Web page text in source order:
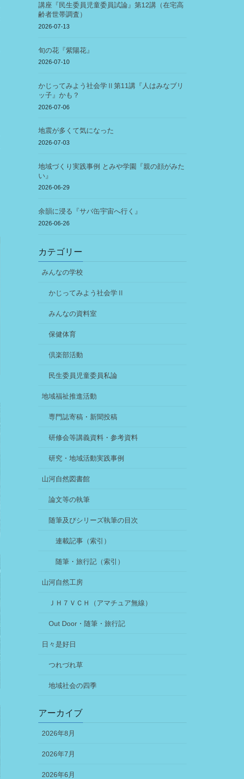
講座『民生委員児童委員試論』第12講（在宅高
齢者世帯調査）
2026-07-13
旬の花『紫陽花』
2026-07-10
かじってみよう社会学Ⅱ第11講『人はみなブリ
ッ子』かも？
2026-07-06
地震が多くて気になった
2026-07-03
地域づくり実践事例 とみや学園『親の顔がみた
い』
2026-06-29
余韻に浸る『サバ缶宇宙へ行く』
2026-06-26
カテゴリー
みんなの学校
かじってみよう社会学Ⅱ
みんなの資料室
保健体育
倶楽部活動
民生委員児童委員私論
地域福祉推進活動
専門誌寄稿・新聞投稿
研修会等講義資料・参考資料
研究・地域活動実践事例
山河自然図書館
論文等の執筆
随筆及びシリーズ執筆の目次
連載記事（索引）
随筆・旅行記（索引）
山河自然工房
ＪＨ７ＶＣＨ（アマチュア無線）
Out Door・随筆・旅行記
日々是好日
つれづれ草
地域社会の四季
アーカイブ
2026年8月
2026年7月
2026年6月